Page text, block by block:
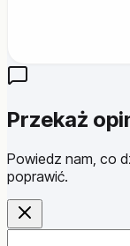
Przekaż
Powiedz nam, co
poprawić.
Website